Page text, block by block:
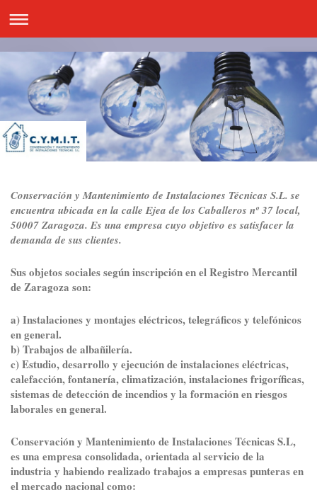
Conservación y Mantenimiento de Instalaciones Técnicas S.L. se
encuentra ubicada en la calle Ejea de los Caballeros nº 37 local,
50007 Zaragoza. Es una empresa cuyo objetivo es satisfacer la
demanda de sus clientes.
Sus objetos sociales según inscripción en el Registro Mercantil
de Zaragoza son:
a) Instalaciones y montajes eléctricos, telegráficos y telefónicos
en general.
b) Trabajos de albañilería.
c) Estudio, desarrollo y ejecución de instalaciones eléctricas,
calefacción, fontanería, climatización, instalaciones frigoríficas,
sistemas de detección de incendios y la formación en riesgos
laborales en general.
Conservación y Mantenimiento de Instalaciones Técnicas S.L,
es una empresa consolidada, orientada al servicio de la
industria y habiendo realizado trabajos a empresas punteras en
el mercado nacional como: